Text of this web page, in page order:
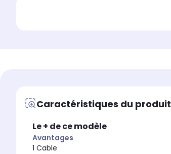
Caractéristiques du produit
Le + de ce modèle
Avantages
1 Cable